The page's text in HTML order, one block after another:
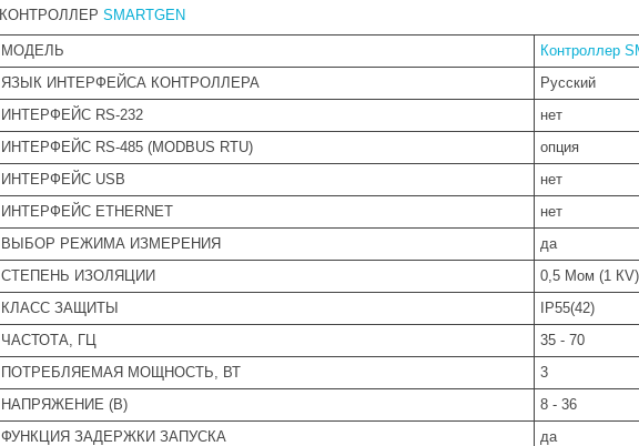
КОНТРОЛЛЕР SMARTGEN
МОДЕЛЬ
Контроллер
ЯЗЫК ИНТЕРФЕЙСА КОНТРОЛЛЕРА
Русский
ИНТЕРФЕЙС RS-232
нет
ИНТЕРФЕЙС RS-485 (MODBUS RTU)
опция
ИНТЕРФЕЙС USB
нет
ИНТЕРФЕЙС ETHERNET
нет
ВЫБОР РЕЖИМА ИЗМЕРЕНИЯ
да
СТЕПЕНЬ ИЗОЛЯЦИИ
0,5 Мом (1 КV)
КЛАСС ЗАЩИТЫ
IP55(42)
ЧАСТОТА, ГЦ
35 - 70
ПОТРЕБЛЯЕМАЯ МОЩНОСТЬ, ВТ
3
НАПРЯЖЕНИЕ (В)
8 - 36
ФУНКЦИЯ ЗАДЕРЖКИ ЗАПУСКА
да